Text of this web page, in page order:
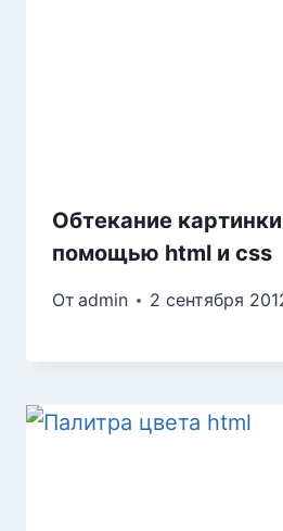
Обтекание
помощью html и css
От admin 2 сентября